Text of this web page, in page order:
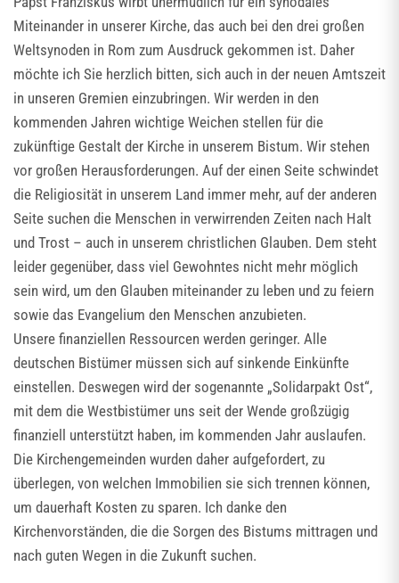
Miteinander in unserer Kirche, das auch bei den drei großen
Weltsynoden in Rom zum Ausdruck gekommen ist. Daher
möchte ich Sie herzlich bitten, sich auch in der neuen Amtszeit
in unseren Gremien einzubringen. Wir werden in den
kommenden Jahren wichtige Weichen stellen für die
zukünftige Gestalt der Kirche in unserem Bistum. Wir stehen
vor großen Herausforderungen. Auf der einen Seite schwindet
die Religiosität in unserem Land immer mehr, auf der anderen
Seite suchen die Menschen in verwirrenden Zeiten nach Halt
und Trost – auch in unserem christlichen Glauben. Dem steht
leider gegenüber, dass viel Gewohntes nicht mehr möglich
sein wird, um den Glauben miteinander zu leben und zu feiern
sowie das Evangelium den Menschen anzubieten.
Unsere finanziellen Ressourcen werden geringer. Alle
deutschen Bistümer müssen sich auf sinkende Einkünfte
einstellen. Deswegen wird der sogenannte „Solidarpakt Ost“,
mit dem die Westbistümer uns seit der Wende großzügig
finanziell unterstützt haben, im kommenden Jahr auslaufen.
Die Kirchengemeinden wurden daher aufgefordert, zu
überlegen, von welchen Immobilien sie sich trennen können,
um dauerhaft Kosten zu sparen. Ich danke den
Kirchenvorständen, die die Sorgen des Bistums mittragen und
nach guten Wegen in die Zukunft suchen.